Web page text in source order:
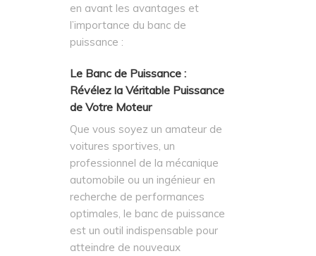
en avant les avantages et
l’importance du banc de
puissance :
Le Banc de Puissance :
Révélez la Véritable Puissance
de Votre Moteur
Que vous soyez un amateur de
voitures sportives, un
professionnel de la mécanique
automobile ou un ingénieur en
recherche de performances
optimales, le banc de puissance
est un outil indispensable pour
atteindre de nouveaux